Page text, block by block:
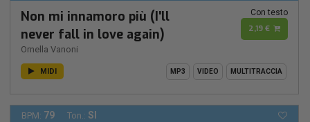
Non mi innamoro più (I'll
never fall in love again)
Ornella Vanoni
Con testo
2,19 €
MIDI MP3 VIDEO MULTITRACCIA
BPM: 79 Ton.: SI